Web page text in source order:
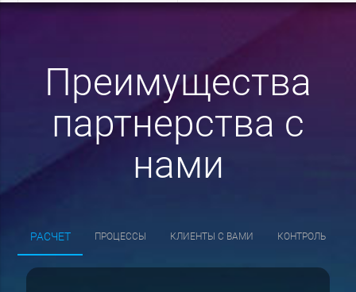
Преимущества
партнерства с
нами
РАСЧЕТ ПРОЦЕССЫ КЛИЕНТЫ С ВАМИ КОНТРОЛЬ